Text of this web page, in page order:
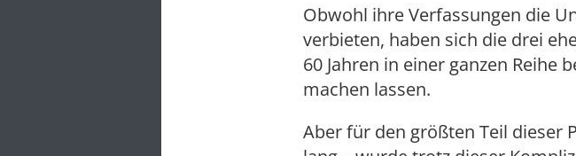
Obwohl ihre Verfassungen die
verbieten, haben sich die drei
60 Jahren in einer ganzen Reihe
machen lassen.
Aber für den größten Teil dieser